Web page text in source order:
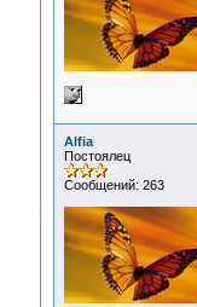
Alfia
Постоялец
Сообщений: 263